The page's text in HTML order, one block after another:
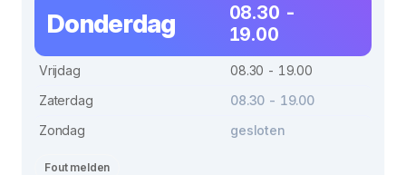
Donderdag
08.30 -
19.00
Vrijdag
08.30 - 19.00
Zaterdag
08.30 - 19.00
Zondag
gesloten
Fout melden